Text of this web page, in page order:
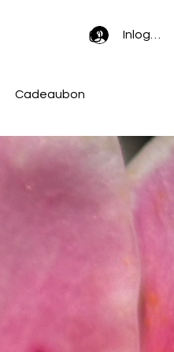
Inloggen
Cadeaubon